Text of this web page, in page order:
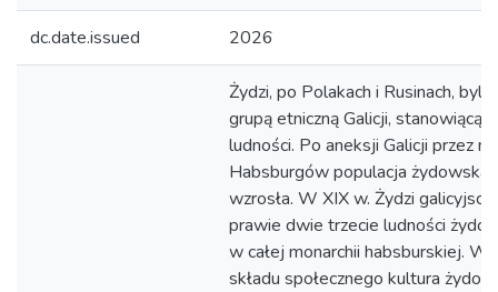
dc.date.issued 2026
Żydzi, po Polakach i Rusinach, byli
grupą etniczną Galicji, stanowiącą
ludności. Po aneksji Galicji przez
Habsburgów populacja żydowska
wzrosła. W XIX w. Żydzi
prawie dwie trzecie ludności
w całej monarchii habsburskiej.
składu społecznego kultura